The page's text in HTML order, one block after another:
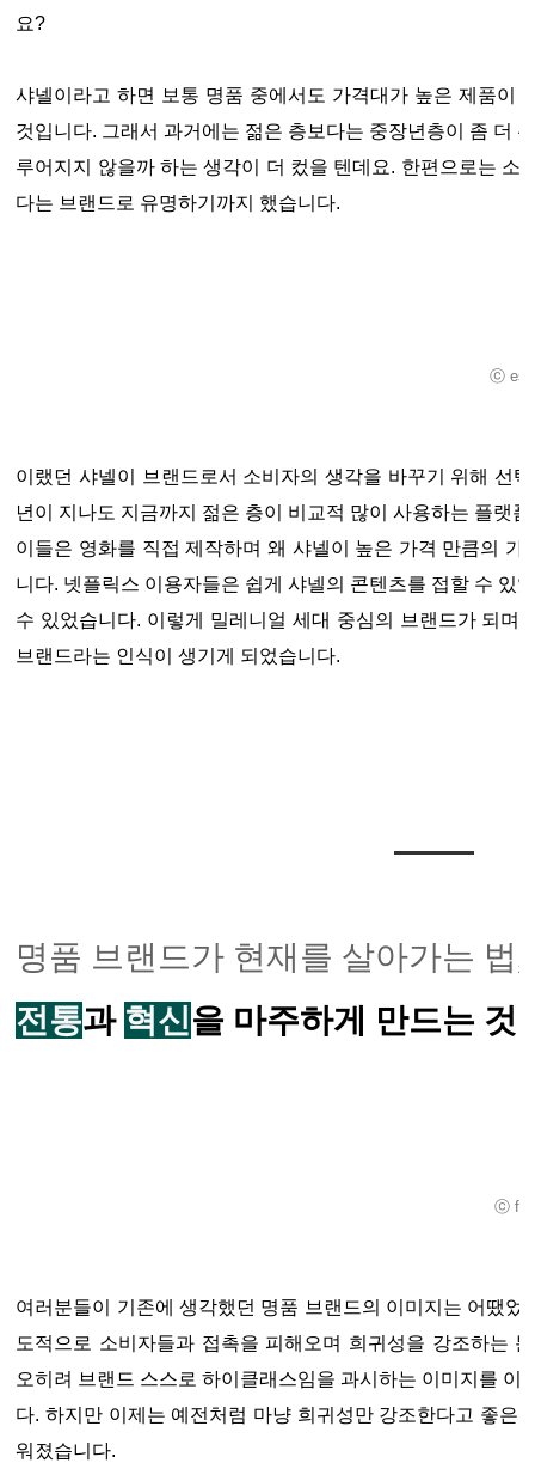
요?
샤넬이라고 하면 보통 명품 중에서도 가격대가 높은 제품이
것입니다. 그래서 과거에는 젊은 층보다는 중장년층이 좀 더
루어지지 않을까 하는 생각이 더 컸을 텐데요. 한편으로는 소
다는 브랜드로 유명하기까지 했습니다.
ⓒ
이랬던 샤넬이 브랜드로서 소비자의 생각을 바꾸기 위해 선
년이 지나도 지금까지 젊은 층이 비교적 많이 사용하는 플랫
이들은 영화를 직접 제작하며 왜 샤넬이 높은 가격 만큼의
니다. 넷플릭스 이용자들은 쉽게 샤넬의 콘텐츠를 접할 수 있
수 있었습니다. 이렇게 밀레니얼 세대 중심의 브랜드가 되며
브랜드라는 인식이 생기게 되었습니다.
명품 브랜드가 현재를 살아가는 법,
전통과 혁신을 마주하게 만드는 것
ⓒ
여러분들이 기존에 생각했던 명품 브랜드의 이미지는 어땠
도적으로 소비자들과 접촉을 피해오며 희귀성을 강조하는
오히려 브랜드 스스로 하이클래스임을 과시하는 이미지를 이
다. 하지만 이제는 예전처럼 마냥 희귀성만 강조한다고 좋은
워졌습니다.